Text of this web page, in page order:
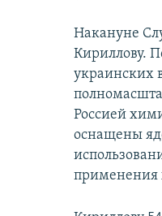
Накануне
Кириллову.
украинских
Россией
оснащены
применения